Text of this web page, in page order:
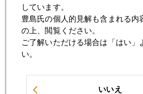
2022年12月14日
米ＣＰＩ年率７．１％まで低下
2022年12月13日
しています。
豊島氏の個人的見解も含まれる内
の上、閲覧ください。
ご了解いただける場合は「はい」
い。
いいえ